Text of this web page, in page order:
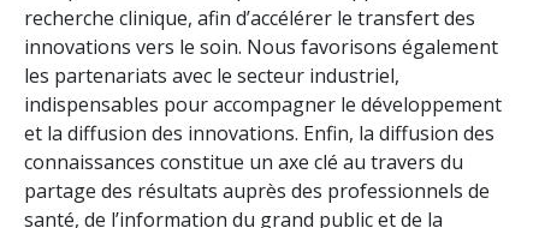
recherche clinique, afin d’accélérer le transfert des
innovations vers le soin. Nous favorisons également
les partenariats avec le secteur industriel,
indispensables pour accompagner le développement
et la diffusion des innovations. Enfin, la diffusion des
connaissances constitue un axe clé au travers du
partage des résultats auprès des professionnels de
santé, de l’information du grand public et de la